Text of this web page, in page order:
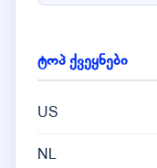
ტოპ ქვეყნები
US
NL